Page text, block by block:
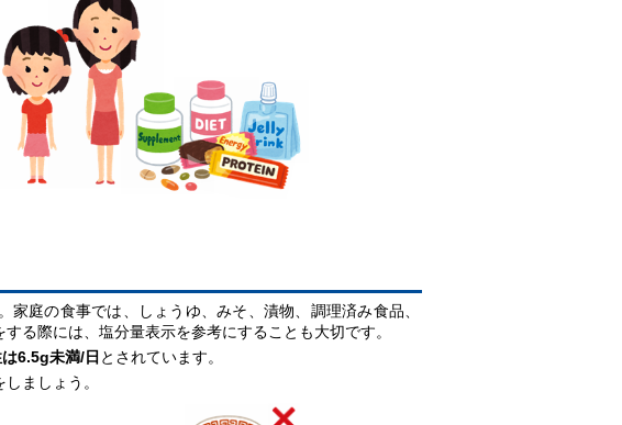
庭の食事では、しょうゆ、みそ、漬物、調理済み食品、
る際には、塩分量表示を参考にすることも大切です。
6.5g未満/日 とされています。
ましょう。